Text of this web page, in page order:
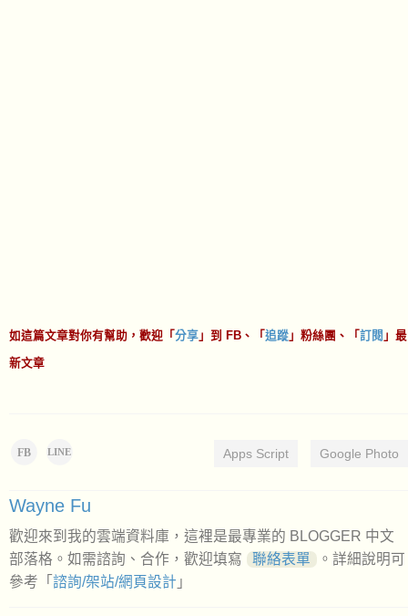
如這篇文章對你有幫助，歡迎「 分享 」到 FB、「 追蹤 」粉絲團、「 訂閱 」最
新文章
FB LINE Apps Script Google Photo
Wayne Fu
歡迎來到我的雲端資料庫，這裡是最專業的 BLOGGER 中文
部落格。如需諮詢、合作，歡迎填寫
聯絡表單
。詳細說明可
參考「 諮詢/架站/網頁設計 」